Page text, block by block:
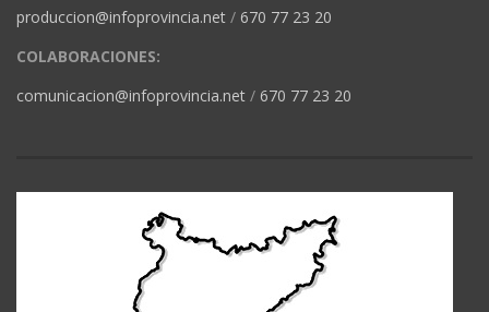
produccion@infoprovincia.net / 670 77 23 20
COLABORACIONES:
comunicacion@infoprovincia.net / 670 77 23 20